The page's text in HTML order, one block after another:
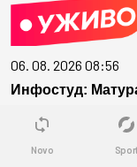
06. 08. 2026 08:56
Инфостуд:
психологија,
Novo